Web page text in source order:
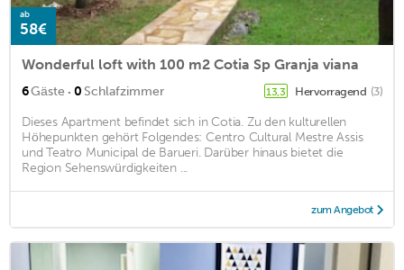
ab
58€
Wonderful loft with 100 m2 Cotia Sp Granja viana
6Gäste · 0 Schlafzimmer 13,3 Hervorragend (3)
Dieses Apartment befindet sich in Cotia. Zu den kulturellen
Höhepunkten gehört Folgendes: Centro Cultural Mestre Assis
und Teatro Municipal de Barueri. Darüber hinaus bietet die
Region Sehenswürdigkeiten ...
zum Angebot